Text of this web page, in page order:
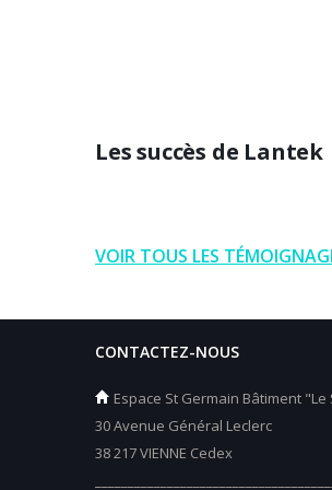
Les succès de Lantek
VOIR TOUS LES
CONTACTEZ-NOUS
Espace St Germain Bâtiment "Le
30 Avenue Général Leclerc
38 217 VIENNE Cedex